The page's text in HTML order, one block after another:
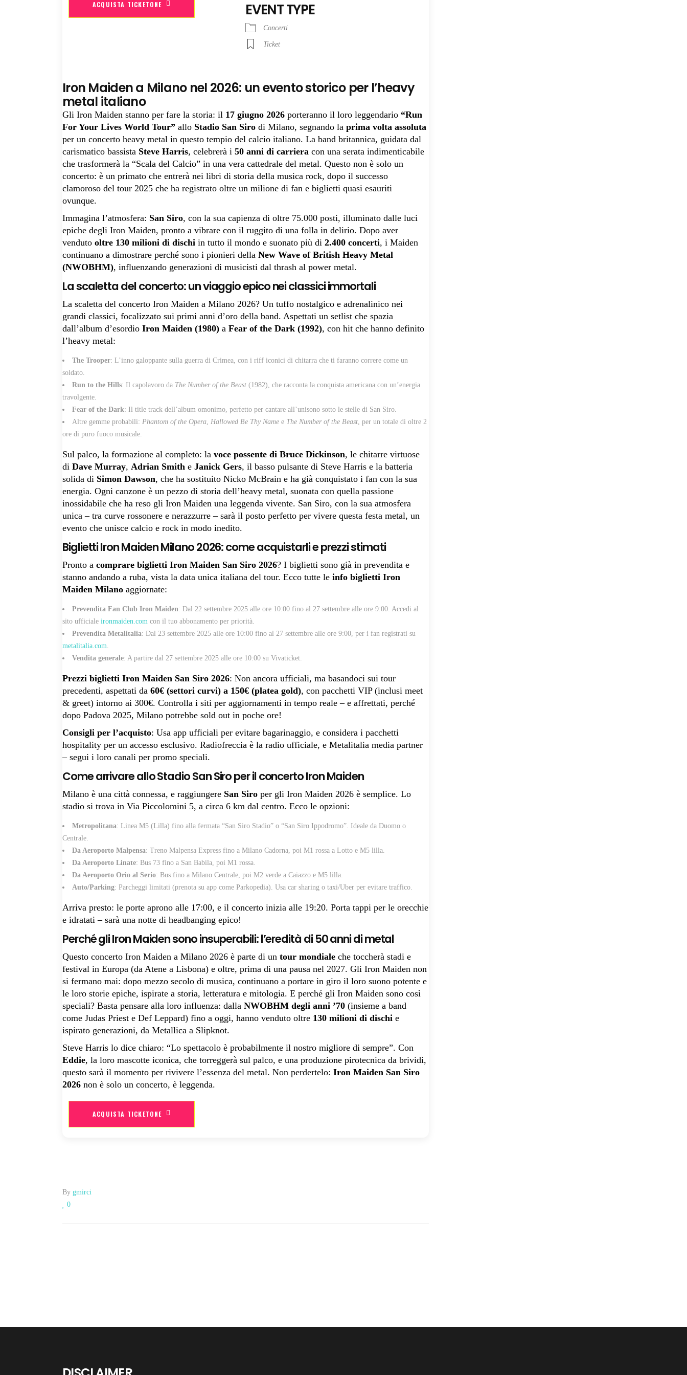
ACQUISTA TICKETONE EVENT TYPE
Concerti
Ticket
Iron Maiden a Milano nel 2026: un evento storico per l’heavy
metal italiano
Gli Iron Maiden stanno per fare la storia: il 17 giugno 2026 porteranno il loro leggendario “Run
For Your Lives World Tour” allo Stadio San Siro di Milano, segnando la prima volta assoluta
per un concerto heavy metal in questo tempio del calcio italiano. La band britannica, guidata dal
carismatico bassista Steve Harris, celebrerà i 50 anni di carriera con una serata indimenticabile
che trasformerà la “Scala del Calcio” in una vera cattedrale del metal. Questo non è solo un
concerto: è un primato che entrerà nei libri di storia della musica rock, dopo il successo
clamoroso del tour 2025 che ha registrato oltre un milione di fan e biglietti quasi esauriti
ovunque.
Immagina l’atmosfera: San Siro, con la sua capienza di oltre 75.000 posti, illuminato dalle luci
epiche degli Iron Maiden, pronto a vibrare con il ruggito di una folla in delirio. Dopo aver
venduto oltre 130 milioni di dischi in tutto il mondo e suonato più di 2.400 concerti, i Maiden
continuano a dimostrare perché sono i pionieri della New Wave of British Heavy Metal
(NWOBHM), influenzando generazioni di musicisti dal thrash al power metal.
La scaletta del concerto: un viaggio epico nei classici immortali
La scaletta del concerto Iron Maiden a Milano 2026? Un tuffo nostalgico e adrenalinico nei
grandi classici, focalizzato sui primi anni d’oro della band. Aspettati un setlist che spazia
dall’album d’esordio Iron Maiden (1980) a Fear of the Dark (1992), con hit che hanno definito
l’heavy metal:
The Trooper: L’inno galoppante sulla guerra di Crimea, con i riff iconici di chitarra che ti faranno correre come un
soldato.
Run to the Hills: Il capolavoro da The Number of the Beast (1982), che racconta la conquista americana con un’energia
travolgente.
Fear of the Dark: Il title track dell’album omonimo, perfetto per cantare all’unisono sotto le stelle di San Siro.
Altre gemme probabili: Phantom of the Opera, Hallowed Be Thy Name e The Number of the Beast, per un totale di oltre 2
ore di puro fuoco musicale.
Sul palco, la formazione al completo: la voce possente di Bruce Dickinson, le chitarre virtuose
di Dave Murray, Adrian Smith e Janick Gers, il basso pulsante di Steve Harris e la batteria
solida di Simon Dawson, che ha sostituito Nicko McBrain e ha già conquistato i fan con la sua
energia. Ogni canzone è un pezzo di storia dell’heavy metal, suonata con quella passione
inossidabile che ha reso gli Iron Maiden una leggenda vivente. San Siro, con la sua atmosfera
unica – tra curve rossonere e nerazzurre – sarà il posto perfetto per vivere questa festa metal, un
evento che unisce calcio e rock in modo inedito.
Biglietti Iron Maiden Milano 2026: come acquistarli e prezzi stimati
Pronto a comprare biglietti Iron Maiden San Siro 2026? I biglietti sono già in prevendita e
stanno andando a ruba, vista la data unica italiana del tour. Ecco tutte le info biglietti Iron
Maiden Milano aggiornate:
Prevendita Fan Club Iron Maiden: Dal 22 settembre 2025 alle ore 10:00 fino al 27 settembre alle ore 9:00. Accedi al
sito ufficiale ironmaiden.com con il tuo abbonamento per priorità.
Prevendita Metalitalia: Dal 23 settembre 2025 alle ore 10:00 fino al 27 settembre alle ore 9:00, per i fan registrati su
metalitalia.com.
Vendita generale: A partire dal 27 settembre 2025 alle ore 10:00 su Vivaticket.
Prezzi biglietti Iron Maiden San Siro 2026: Non ancora ufficiali, ma basandoci sui tour
precedenti, aspettati da 60€ (settori curvi) a 150€ (platea gold), con pacchetti VIP (inclusi meet
& greet) intorno ai 300€. Controlla i siti per aggiornamenti in tempo reale – e affrettati, perché
dopo Padova 2025, Milano potrebbe sold out in poche ore!
Consigli per l’acquisto: Usa app ufficiali per evitare bagarinaggio, e considera i pacchetti
hospitality per un accesso esclusivo. Radiofreccia è la radio ufficiale, e Metalitalia media partner
– segui i loro canali per promo speciali.
Come arrivare allo Stadio San Siro per il concerto Iron Maiden
Milano è una città connessa, e raggiungere San Siro per gli Iron Maiden 2026 è semplice. Lo
stadio si trova in Via Piccolomini 5, a circa 6 km dal centro. Ecco le opzioni:
Metropolitana: Linea M5 (Lilla) fino alla fermata “San Siro Stadio” o “San Siro Ippodromo”. Ideale da Duomo o
Centrale.
Da Aeroporto Malpensa: Treno Malpensa Express fino a Milano Cadorna, poi M1 rossa a Lotto e M5 lilla.
Da Aeroporto Linate: Bus 73 fino a San Babila, poi M1 rossa.
Da Aeroporto Orio al Serio: Bus fino a Milano Centrale, poi M2 verde a Caiazzo e M5 lilla.
Auto/Parking: Parcheggi limitati (prenota su app come Parkopedia). Usa car sharing o taxi/Uber per evitare traffico.
Arriva presto: le porte aprono alle 17:00, e il concerto inizia alle 19:20. Porta tappi per le orecchie
e idratati – sarà una notte di headbanging epico!
Perché gli Iron Maiden sono insuperabili: l’eredità di 50 anni di metal
Questo concerto Iron Maiden a Milano 2026 è parte di un tour mondiale che toccherà stadi e
festival in Europa (da Atene a Lisbona) e oltre, prima di una pausa nel 2027. Gli Iron Maiden non
si fermano mai: dopo mezzo secolo di musica, continuano a portare in giro il loro suono potente e
le loro storie epiche, ispirate a storia, letteratura e mitologia. E perché gli Iron Maiden sono così
speciali? Basta pensare alla loro influenza: dalla NWOBHM degli anni ’70 (insieme a band
come Judas Priest e Def Leppard) fino a oggi, hanno venduto oltre 130 milioni di dischi e
ispirato generazioni, da Metallica a Slipknot.
Steve Harris lo dice chiaro: “Lo spettacolo è probabilmente il nostro migliore di sempre”. Con
Eddie, la loro mascotte iconica, che torreggerà sul palco, e una produzione pirotecnica da brividi,
questo sarà il momento per rivivere l’essenza del metal. Non perdertelo: Iron Maiden San Siro
2026 non è solo un concerto, è leggenda.
ACQUISTA TICKETONE
By gmirci
0